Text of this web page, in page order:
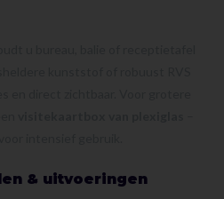
& uitvoeringen